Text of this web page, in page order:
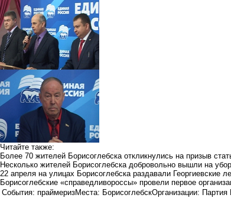
Читайте также:
Более 70 жителей Борисоглебска откликнулись на призыв
Несколько жителей Борисоглебска добровольно вышли на
22 апреля на улицах Борисоглебска раздавали Георгиевские
Борисоглебские «справедливороссы» провели первое
События: праймеризМеста: БорисоглебскОрганизации: